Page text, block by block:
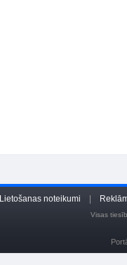
Lietošanas noteikumi
Visas